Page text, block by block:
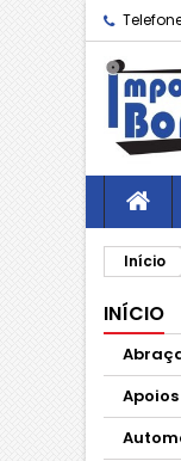
Início
INÍCIO